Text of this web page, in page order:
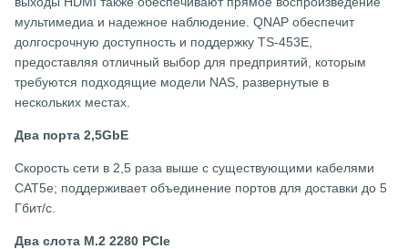
мультимедиа и надежное наблюдение. QNAP обеспечит
долгосрочную доступность и поддержку TS-453E,
предоставляя отличный выбор для предприятий, которым
требуются подходящие модели NAS, развернутые в
нескольких местах.
Два порта 2,5GbE
Скорость сети в 2,5 раза выше с существующими кабелями
CAT5e; поддерживает объединение портов для доставки до 5
Гбит/с.
Два слота M.2 2280 PCIe